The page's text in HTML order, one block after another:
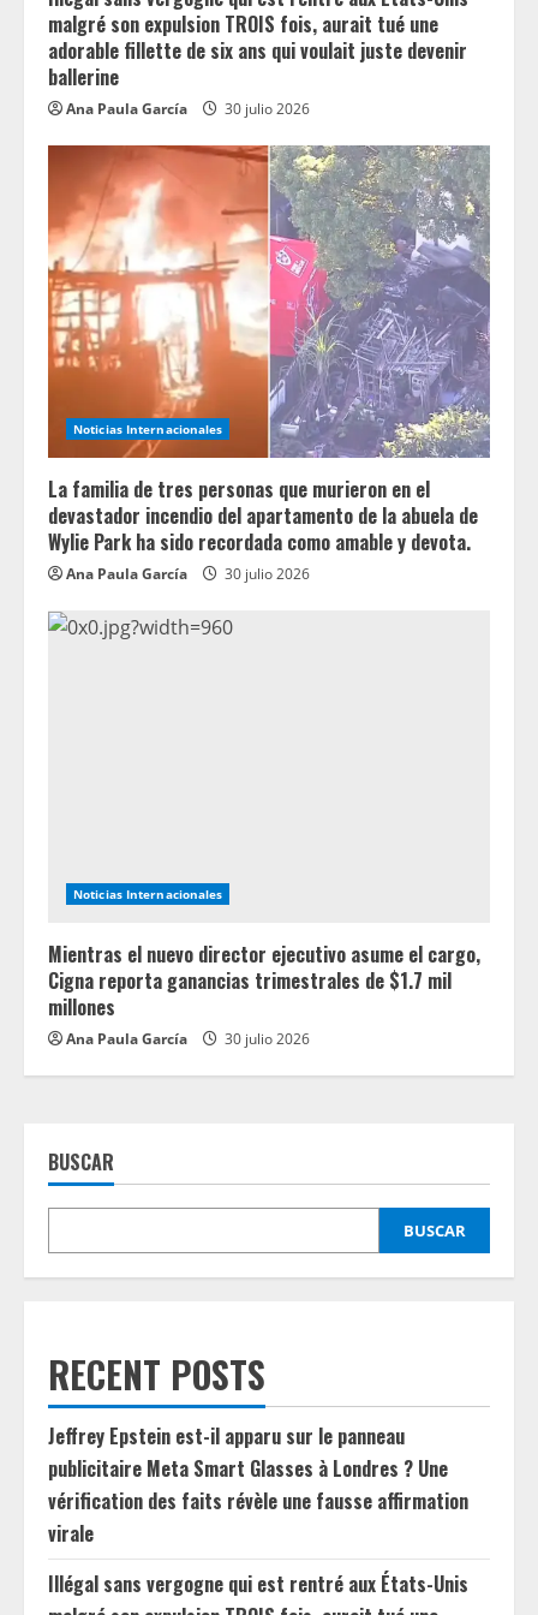
malgré son expulsion TROIS fois, aurait tué une
adorable fillette de six ans qui voulait juste devenir
ballerine
Ana Paula García 30 julio 2026
Noticias Internacionales
La familia de tres personas que murieron en el
devastador incendio del apartamento de la abuela de
Wylie Park ha sido recordada como amable y devota.
Ana Paula García 30 julio 2026
Noticias Internacionales
Mientras el nuevo director ejecutivo asume el cargo,
Cigna reporta ganancias trimestrales de $1.7 mil
millones
Ana Paula García 30 julio 2026
BUSCAR
BUSCAR
RECENT POSTS
Jeffrey Epstein est-il apparu sur le panneau
publicitaire Meta Smart Glasses à Londres ? Une
vérification des faits révèle une fausse affirmation
virale
Illégal sans vergogne qui est rentré aux États-Unis